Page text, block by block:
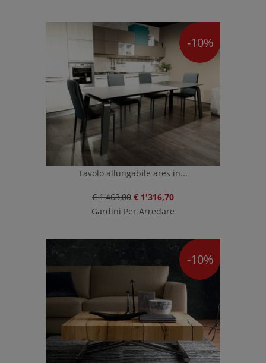
-10%
Tavolo allungabile ares in...
€ 1'463,00 € 1'316,70
Gardini Per Arredare
-10%